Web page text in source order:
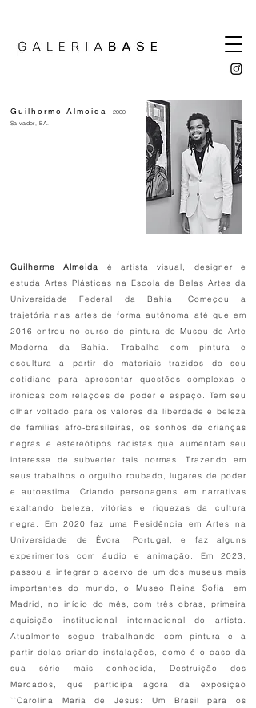
Guilherme Almeida
2000
Salvador, BA.
Guilherme Almeida é artista visual, designer e
estuda Artes Plásticas na Escola de Belas Artes da
Universidade Federal da Bahia. Começou a
trajetória nas artes de forma autônoma até que em
2016 entrou no curso de pintura do Museu de Arte
Moderna da Bahia. Trabalha com pintura e
escultura a partir de materiais trazidos do seu
cotidiano para apresentar questões complexas e
irônicas com relações de poder e espaço. Tem seu
olhar voltado para os valores da liberdade e beleza
de famílias afro-brasileiras, os sonhos de crianças
negras e estereótipos racistas que aumentam seu
interesse de subverter tais normas. Trazendo em
seus trabalhos o orgulho roubado, lugares de poder
e autoestima. Criando personagens em narrativas
exaltando beleza, vitórias e riquezas da cultura
negra. Em 2020 faz uma Residência em Artes na
Universidade de Évora, Portugal, e faz alguns
experimentos com áudio e animação. Em 2023,
passou a integrar o acervo de um dos museus mais
importantes do mundo, o Museo Reina Sofia, em
Madrid, no início do mês, com três obras, primeira
aquisição institucional internacional do artista.
Atualmente segue trabalhando com pintura e a
partir delas criando instalações, como é o caso da
sua série mais conhecida, Destruição dos
Mercados, que participa agora da exposição
``Carolina Maria de Jesus: Um Brasil para os